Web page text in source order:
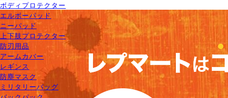
ボディプロテクター
エルボーパッド
ニーパッド
上下肢プロテクター
防刃用品
アームカバー
レギンス
防塵マスク
ミリタリーバッグ